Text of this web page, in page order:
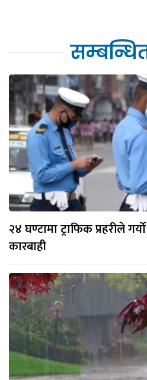
२४ घण्टामा ट्राफिक प्रहरीले
कारबाही